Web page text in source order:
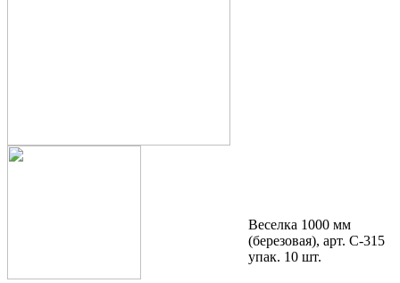
Веселка 1000 мм
(березовая), арт. С-315
упак. 10 шт.